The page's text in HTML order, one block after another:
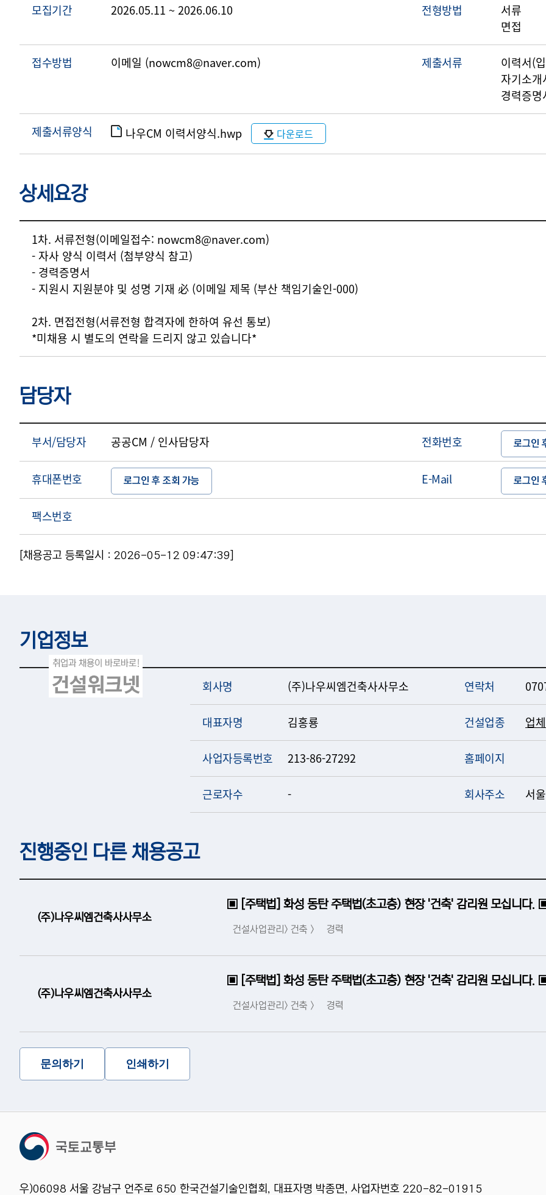
모집기간 2026.05.11 ~ 2026.06.10 전형방법
서류
면접
접수방법 이메일 (nowcm8@naver.com) 제출서류
이력서(
자기소개
경력증
제출서류양식 나우CM 이력서양식.hwp 다운로드
상세요강
상세요강
1차. 서류전형(이메일접수: nowcm8@naver.com)
- 자사 양식 이력서 (첨부양식 참고)
- 경력증명서
- 지원시 지원분야 및 성명 기재 必 (이메일 제목 (부산 책임기술인-000)
2차. 면접전형(서류전형 합격자에 한하여 유선 통보)
담당자
부서/담당자 공공CM / 인사담당자 전화번호 로그인
휴대폰번호 로그인 후 조회 가능 E-Mail 로그인
팩스번호
[채용공고 등록일시 : 2026-05-12 09:47:39]
기업정보
회사명 (주)나우씨엠건축사사무소 연락처
대표자명 김홍룡 건설업종 업
사업자등록번호 213-86-27292 홈페이지
근로자수 - 회사주소 서
진행중인 다른 채용공고
(주)나우씨엠건축사사무소
▣ [주택법] 화성 동탄 주택법(초고층) 현장 '건축' 감리원 모십니다.
건설사업관리> 건축 > 경력
(주)나우씨엠건축사사무소
▣ [주택법] 화성 동탄 주택법(초고층) 현장 '건축' 감리원 모십니다.
건설사업관리> 건축 > 경력
문의하기 인쇄하기
우)06098 서울 강남구 언주로 650 한국건설기술인협회, 대표자명 박종면, 사업자번호 220-82-01915